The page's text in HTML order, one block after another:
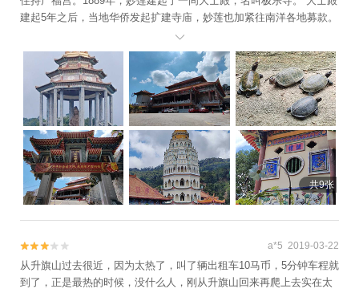
建起5年之后，当地华侨发起扩建寺庙，妙莲也加紧往南洋各地募款。
经过多年努力，建起了天王殿、大雄宝殿、法堂、藏经楼、香积橱、
钟楼、鼓楼、放生池以及花坞等，蔚为壮观。如今依山就势，气派非
凡的极乐寺，已占地12公顷。 寺的左后山丘平台上矗立着一座高30米
左右的万佛塔。塔分7层，它的设计融汇了中、泰、缅三种不同的建筑
风格。距塔不远的一个小山头上雕建了一座大型观音像，像高10余
米，身姿优美。 大士殿侧有放生池，池分上下二级，上为鱼池，下为
龟池。龟池里的龟，身形巨大，密密麻麻，有好几百只，引无数游客
前来观赏投喂。

共9张

 a*5 2019-03-22
从升旗山过去很近，因为太热了，叫了辆出租车10马币，5分钟车程就
到了，正是最热的时候，没什么人，刚从升旗山回来再爬上去实在太